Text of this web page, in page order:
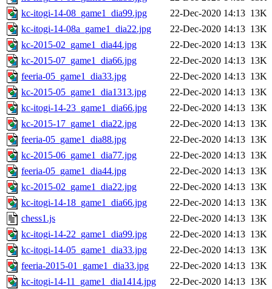
kc-itogi-14-08_game1_dia99.jpg
22-Dec-2020 14:13 13K
kc-itogi-14-08a_game1_dia22.jpg
22-Dec-2020 14:13 13K
kc-2015-02_game1_dia44.jpg
22-Dec-2020 14:13 13K
kc-2015-07_game1_dia66.jpg
22-Dec-2020 14:13 13K
feeria-05_game1_dia33.jpg
22-Dec-2020 14:13 13K
kc-2015-05_game1_dia1313.jpg
22-Dec-2020 14:13 13K
kc-itogi-14-23_game1_dia66.jpg
22-Dec-2020 14:13 13K
kc-2015-17_game1_dia22.jpg
22-Dec-2020 14:13 13K
feeria-05_game1_dia88.jpg
22-Dec-2020 14:13 13K
kc-2015-06_game1_dia77.jpg
22-Dec-2020 14:13 13K
feeria-05_game1_dia44.jpg
22-Dec-2020 14:13 13K
kc-2015-02_game1_dia22.jpg
22-Dec-2020 14:13 13K
kc-itogi-14-18_game1_dia66.jpg
22-Dec-2020 14:13 13K
chess1.js
22-Dec-2020 14:13 13K
kc-itogi-14-22_game1_dia99.jpg
22-Dec-2020 14:13 13K
kc-itogi-14-05_game1_dia33.jpg
22-Dec-2020 14:13 13K
feeria-2015-01_game1_dia33.jpg
22-Dec-2020 14:13 13K
kc-itogi-14-11_game1_dia1414.jpg
22-Dec-2020 14:13 13K